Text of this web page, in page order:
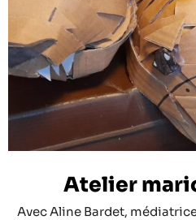
Atelier
Avec Aline Bardet,